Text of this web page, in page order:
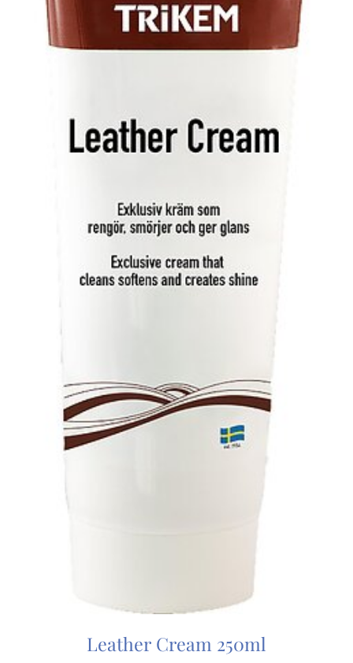
Leather Cream 250ml